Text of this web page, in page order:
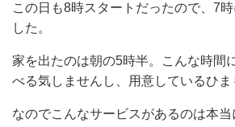
この日も8時スタートだったので、7
した。
家を出たのは朝の5時半。こんな時間
べる気しませんし、用意しているひま
なのでこんなサービスがあるのは本当